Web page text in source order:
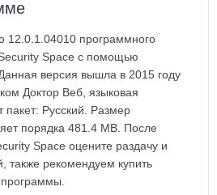
12.0.1.04010 программного
Space с помощью
версия вышла в 2015 году
Доктор Веб, языковая
пакет: Русский. Размер
порядка 481.4 MB. После
Space оцените раздачу и
также рекомендуем купить